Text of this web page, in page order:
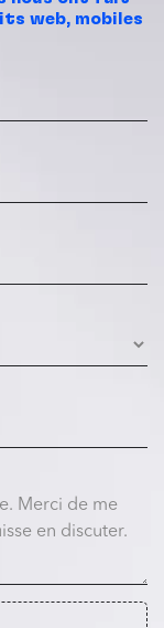
web, mobiles